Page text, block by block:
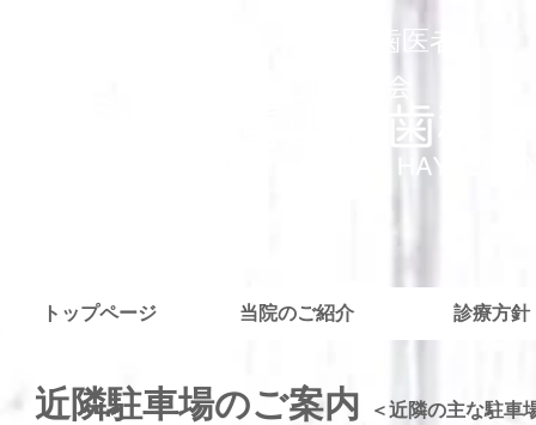
外苑前・青山の歯医者さん
トップページ 当院のご紹介 診療方針
近隣駐車場のご案内 ＜近隣の主な駐車